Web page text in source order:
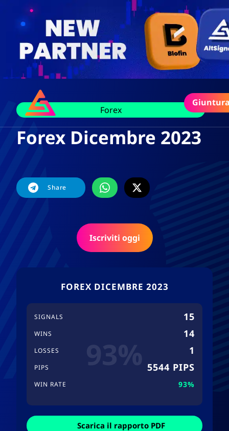
Forex
Forex Dicembre 2023
Share
Iscriviti oggi
FOREX DICEMBRE 2023
SIGNALS 15
WINS 14
LOSSES 1
PIPS 5544 PIPS
WIN RATE 93%
Scarica il rapporto PDF